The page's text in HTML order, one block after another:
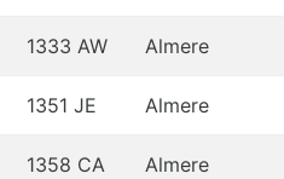
1333 AW Almere
1351 JE Almere
1358 CA Almere